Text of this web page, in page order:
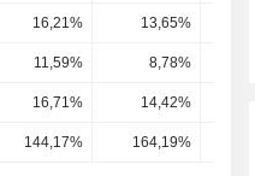
16,21% 13,65%
11,59% 8,78%
16,71% 14,42%
144,17% 164,19%